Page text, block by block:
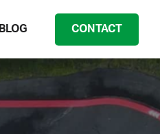
BLOG CONTACT